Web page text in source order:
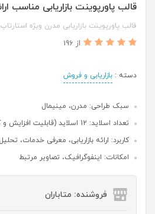
قالب پاورپوینت بازاریابی مناسب
قالب پاورپوینت بازاریابی مدرن ویژه
از 196
دسته : بازاریابی و فروش
سبک طراحی: مدرن، مینیمال
تعداد اسلاید: 12 اسلاید (قابلیت افزایش و کاهش)
کاربرد: ارائه بازاریابی، معرفی خدمات، تحلیل
امکانات: اینفوگرافیک،‌ تصاویر مرتبط
فروشنده: متاباران